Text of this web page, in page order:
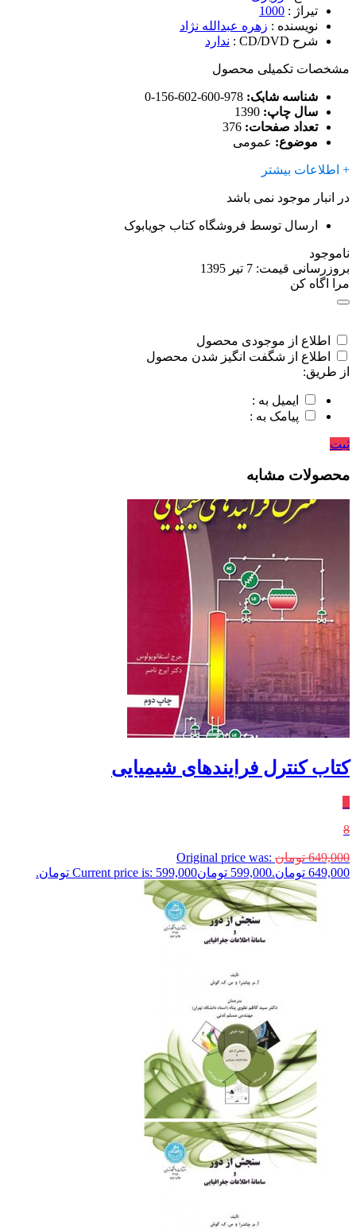
تیراژ :
1000
نویسنده : زهره عبدالله نژاد
شرح CD/DVD
: ندارد
مشخصات تکمیلی محصول
شناسه شابک:
سال چاپ:
تعداد صفحات:
موضوع: عمومی
+ اطلاعات بیشتر
در انبار موجود نمی باشد
ارسال توسط فروشگاه کتاب جویابوک
ناموجود
بروزرسانی قیمت: 7 تیر 1395
مرا اگاه کن
اطلاع از موجودی محصول
اطلاع از شگفت انگیز شدن محصول
از طریق:
ایمیل به :
پیامک به :
ثبت
محصولات مشابه
کتاب کنترل فرایندهای شیمیایی
8
649,000 تومان Original price was:
649,000 تومان.
599,000 تومانCurrent price is: 599,000 تومان.